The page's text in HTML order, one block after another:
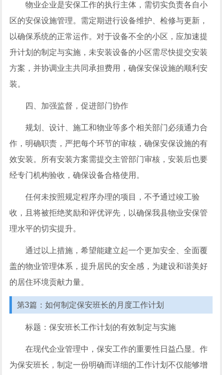
物业企业是安保工作的执行主体，需切实负责各自小
区的安保设施管理。需定期进行设备维护、检修与更新，
以确保系统的正常运作。对于设备不全的小区，应加速提
升计划的制定与实施，未安装设备的小区需尽快提交安装
方案，并协调业主共同承担费用，确保安保设施的顺利安
装。
四、加强监督，促进部门协作
规划、设计、施工和物业等多个相关部门必须通力合
作，明确职责，严把每个环节的审核，确保安保设施的有
效安装。所有安装方案需提交主管部门审核，安装后也要
经专门机构验收，确保设备合格使用。
任何未按照规定程序办理的项目，不予通过竣工验
收，且将被拒绝奖励和评优评先，以确保我县物业安保管
理水平的切实提升。
通过以上措施，希望能建立起一个更加安全、全面覆
盖的物业管理体系，提升居民的安全感，为建设和谐美好
的居住环境贡献力量。
第3篇：如何制定保安班长的月度工作计划
标题：保安班长工作计划的有效制定与实施
在现代企业管理中，保安工作的重要性日益凸显。作
为保安班长，制定一份明确而详细的工作计划不仅能够增